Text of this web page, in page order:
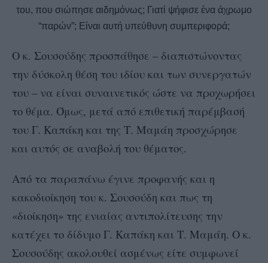
του, που σιώπησε αιδημόνως; Γιατί ψήφισε ένα άχρωμο
“παρών”; Είναι αυτή υπεύθυνη συμπεριφορά;
Ο κ. Σουσούδης προσπάθησε – διαπιστώνοντας
την δύσκολη θέση του ιδίου και των συνεργατών
του – να είναι συναινετικός ώστε να προχωρήσει
το θέμα. Όμως, μετά από επιθετική παρέμβασή
του Γ. Καπάκη και της Τ. Μαμάη προσχώρησε
και αυτός σε αναβολή του θέματος.
Από τα παραπάνω έγινε προφανής και η
κακοδιοίκηση του κ. Σουσούδη και πως τη
«διοίκηση» της ενιαίας αντιπολίτευσης την
κατέχει το δίδυμο Γ. Καπάκη και Τ. Μαμάη. Ο κ.
Σουσούδης ακολουθεί ασμένως είτε συμφωνεί